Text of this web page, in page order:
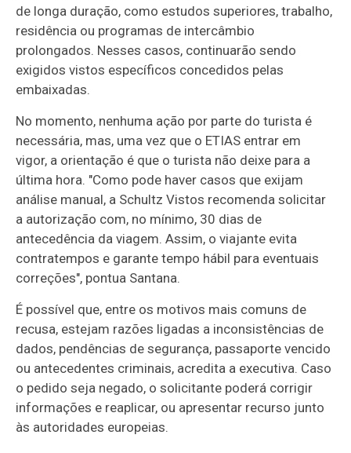
de longa duração, como estudos superiores, trabalho,
residência ou programas de intercâmbio
prolongados. Nesses casos, continuarão sendo
exigidos vistos específicos concedidos pelas
embaixadas.
No momento, nenhuma ação por parte do turista é
necessária, mas, uma vez que o ETIAS entrar em
vigor, a orientação é que o turista não deixe para a
última hora. "Como pode haver casos que exijam
análise manual, a Schultz Vistos recomenda solicitar
a autorização com, no mínimo, 30 dias de
antecedência da viagem. Assim, o viajante evita
contratempos e garante tempo hábil para eventuais
correções", pontua Santana.
É possível que, entre os motivos mais comuns de
recusa, estejam razões ligadas a inconsistências de
dados, pendências de segurança, passaporte vencido
ou antecedentes criminais, acredita a executiva. Caso
o pedido seja negado, o solicitante poderá corrigir
informações e reaplicar, ou apresentar recurso junto
às autoridades europeias.